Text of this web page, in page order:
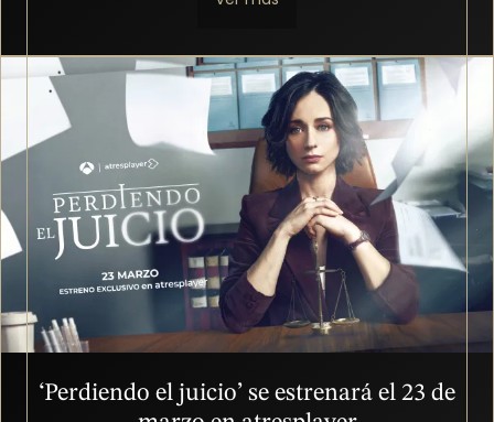
Imagen
‘Perdiendo el juicio’ se estrenará el 23 de